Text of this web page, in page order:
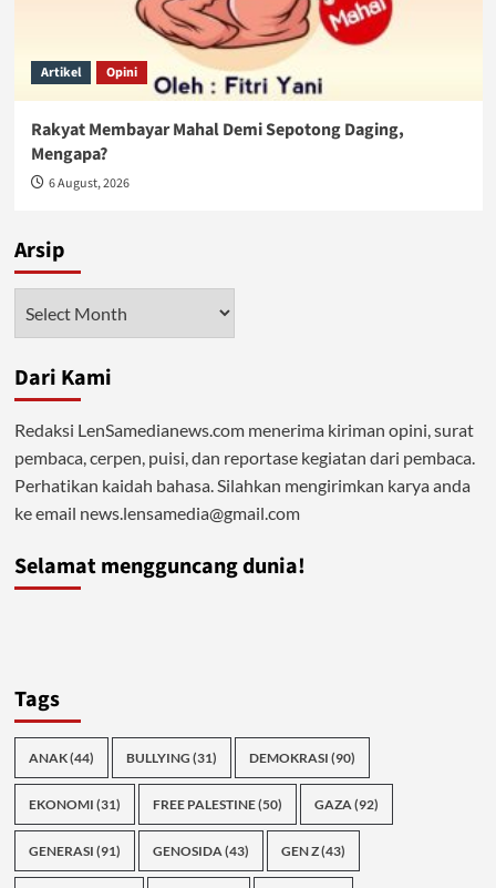
Artikel Opini
Rakyat Membayar Mahal Demi Sepotong Daging,
Mengapa?
6 August, 2026
Arsip
Dari Kami
Redaksi LenSamedianews.com menerima kiriman opini, surat
pembaca, cerpen, puisi, dan reportase kegiatan dari pembaca.
Perhatikan kaidah bahasa. Silahkan mengirimkan karya anda
ke email news.lensamedia@gmail.com
Selamat mengguncang dunia!
Tags
ANAK(44) BULLYING (31) DEMOKRASI (90)
EKONOMI (31) FREE PALESTINE(50) GAZA(92)
GENERASI (91) GENOSIDA(43) GEN Z(43)